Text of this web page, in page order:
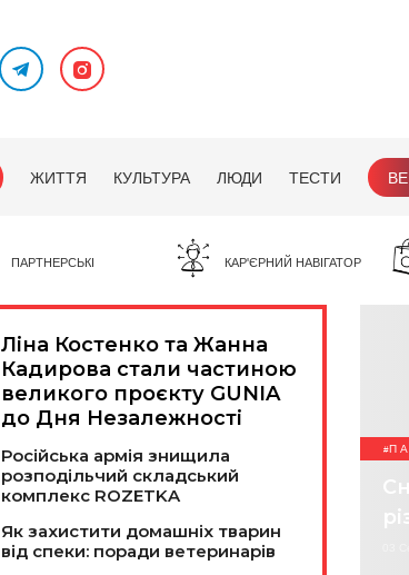
ЖИТТЯ КУЛЬТУРА ЛЮДИ ТЕСТИ
ПАРТНЕРСЬКІ КАР'ЄРНИЙ НАВІГАТОР
Ліна Костенко та Жанна
Кадирова стали частиною
великого проєкту GUNIA
до Дня Незалежності
Російська армія знищила
розподільчий складський
комплекс ROZETKA
Як захистити домашніх тварин
від спеки: поради ветеринарів